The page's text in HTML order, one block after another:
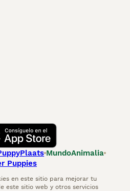
MundoAnimalia
Puppies
en este sitio para mejorar tu
este sitio web y otros servicios